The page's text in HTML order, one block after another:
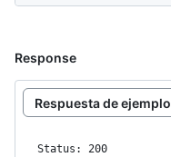
Response
Respuesta de ejemplo
Status: 200